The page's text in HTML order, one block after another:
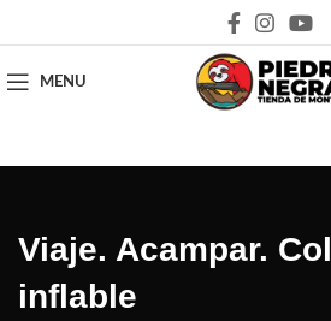
MENU
Viaje. Acampar.
inflable
Deja que la montaña sea parte de